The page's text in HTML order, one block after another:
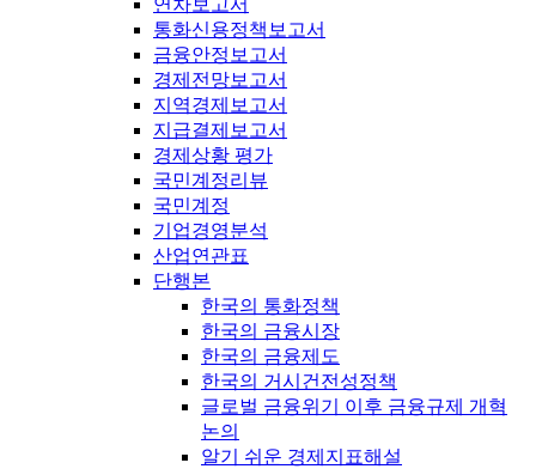
연차보고서
통화신용정책보고서
금융안정보고서
경제전망보고서
지역경제보고서
지급결제보고서
경제상황 평가
국민계정리뷰
국민계정
기업경영분석
산업연관표
단행본
한국의 통화정책
한국의 금융시장
한국의 금융제도
한국의 거시건전성정책
글로벌 금융위기 이후 금융규제 개혁
논의
알기 쉬운 경제지표해설